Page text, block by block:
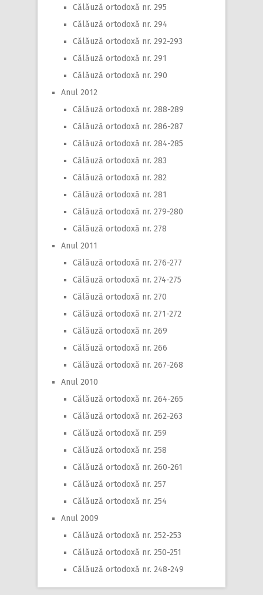
Călăuză ortodoxă nr. 295
Călăuză ortodoxă nr. 294
Călăuză ortodoxă nr. 292-293
Călăuză ortodoxă nr. 291
Călăuză ortodoxă nr. 290
Anul 2012
Călăuză ortodoxă nr. 288-289
Călăuză ortodoxă nr. 286-287
Călăuză ortodoxă nr. 284-285
Călăuză ortodoxă nr. 283
Călăuză ortodoxă nr. 282
Călăuză ortodoxă nr. 281
Călăuză ortodoxă nr. 279-280
Călăuză ortodoxă nr. 278
Anul 2011
Călăuză ortodoxă nr. 276-277
Călăuză ortodoxă nr. 274-275
Călăuză ortodoxă nr. 270
Călăuză ortodoxă nr. 271-272
Călăuză ortodoxă nr. 269
Călăuză ortodoxă nr. 266
Călăuză ortodoxă nr. 267-268
Anul 2010
Călăuză ortodoxă nr. 264-265
Călăuză ortodoxă nr. 262-263
Călăuză ortodoxă nr. 259
Călăuză ortodoxă nr. 258
Călăuză ortodoxă nr. 260-261
Călăuză ortodoxă nr. 257
Călăuză ortodoxă nr. 254
Anul 2009
Călăuză ortodoxă nr. 252-253
Călăuză ortodoxă nr. 250-251
Călăuză ortodoxă nr. 248-249